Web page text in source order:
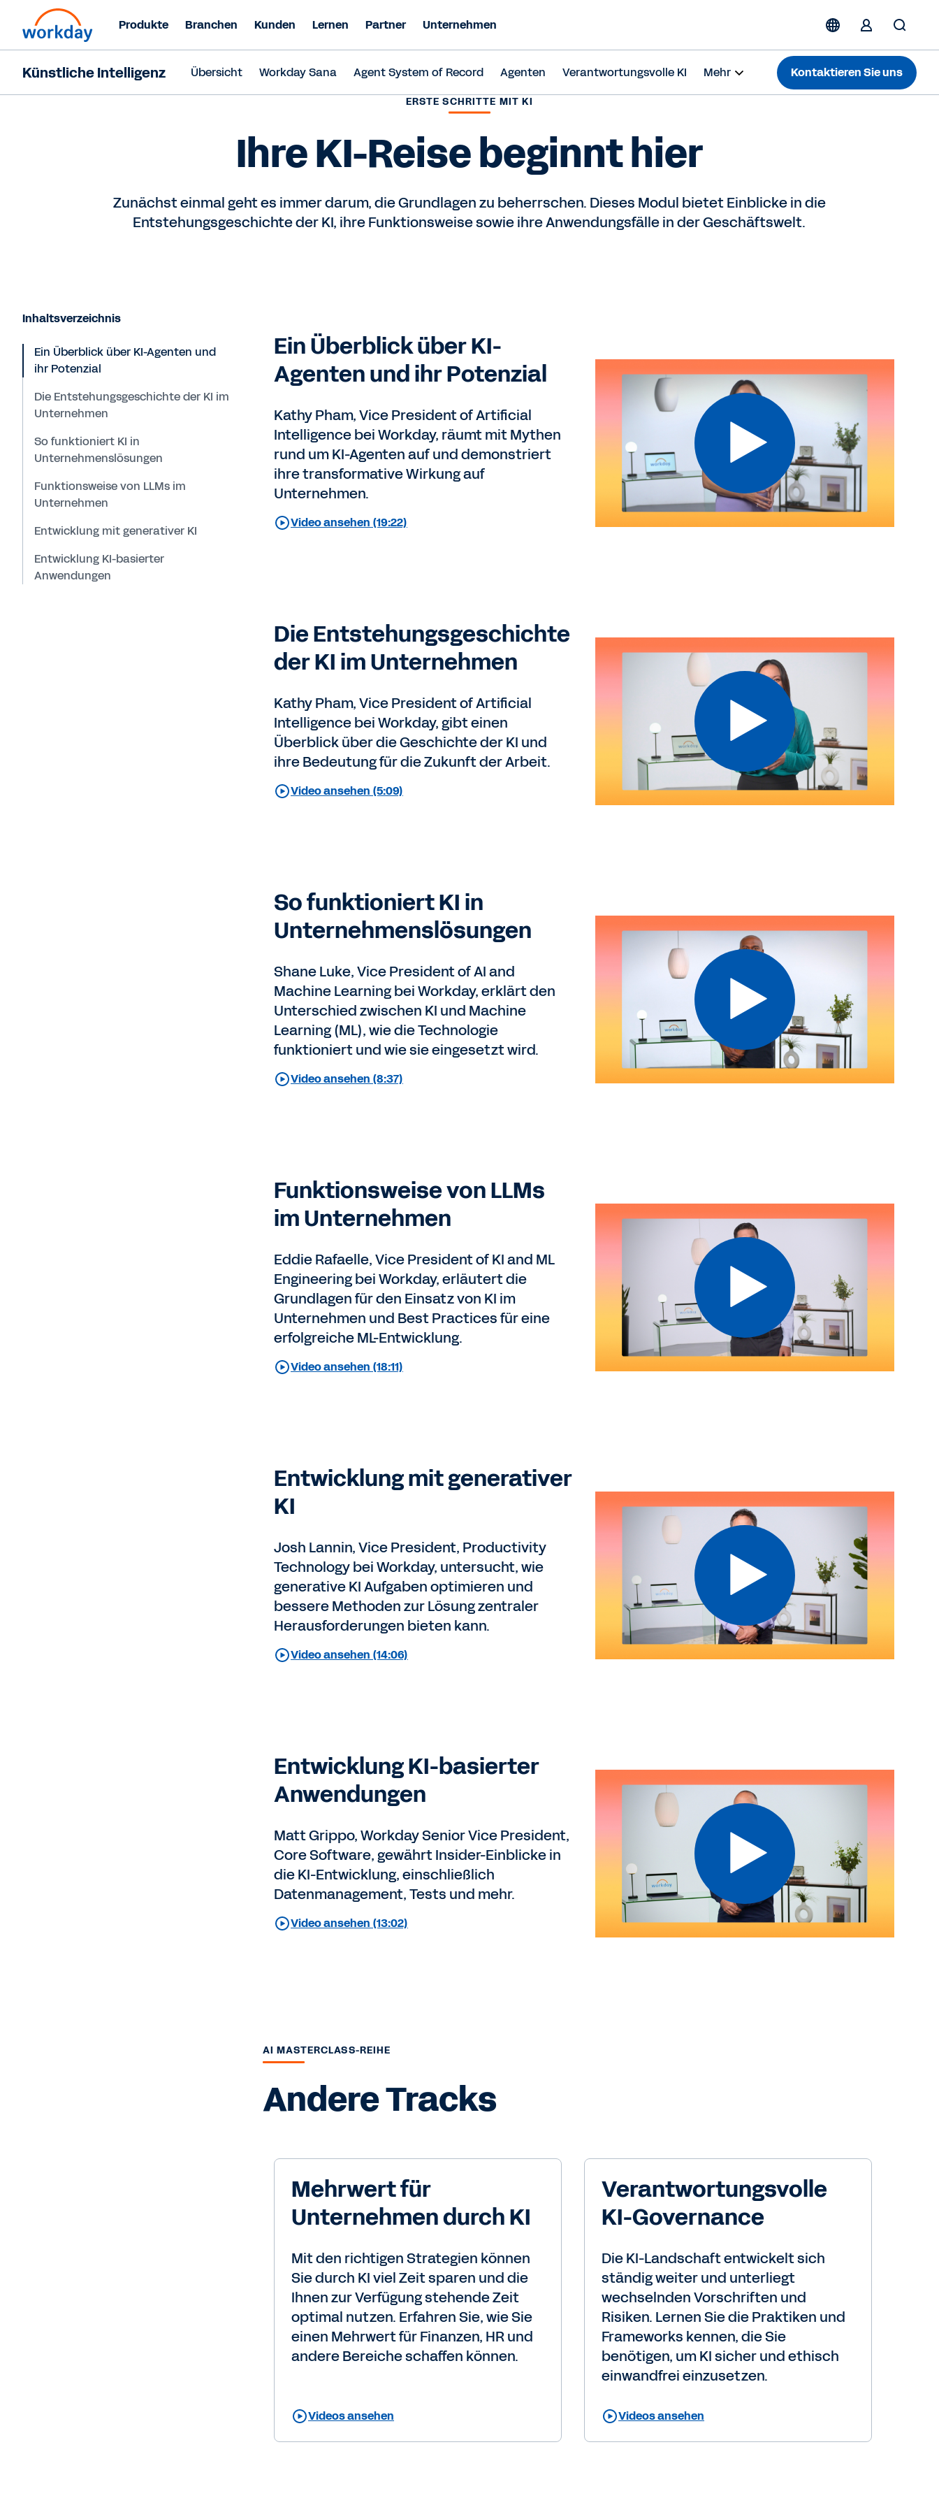
Produkte Branchen Kunden Lernen Partner Unternehmen
Künstliche Intelligenz Übersicht Workday Sana Agent System of Record Agenten Verantwortungsvolle KI Mehr Kontaktieren Sie uns
ERSTE SCHRITTE MIT KI
Ihre KI-Reise beginnt hier
Zunächst einmal geht es immer darum, die Grundlagen zu beherrschen. Dieses Modul bietet Einblicke in die
Entstehungsgeschichte der KI, ihre Funktionsweise sowie ihre Anwendungsfälle in der Geschäftswelt.
Inhaltsverzeichnis
Ein Überblick über KI-Agenten und
ihr Potenzial
Die Entstehungsgeschichte der KI im
Unternehmen
So funktioniert KI in
Unternehmenslösungen
Funktionsweise von LLMs im
Unternehmen
Entwicklung mit generativer KI
Entwicklung KI-basierter
Anwendungen
Ein Überblick über KI-
Agenten und ihr Potenzial
Kathy Pham, Vice President of Artificial
Intelligence bei Workday, räumt mit Mythen
rund um KI-Agenten auf und demonstriert
ihre transformative Wirkung auf
Unternehmen.
Video ansehen (19:22)
Die Entstehungsgeschichte
der KI im Unternehmen
Kathy Pham, Vice President of Artificial
Intelligence bei Workday, gibt einen
Überblick über die Geschichte der KI und
ihre Bedeutung für die Zukunft der Arbeit.
Video ansehen (5:09)
So funktioniert KI in
Unternehmenslösungen
Shane Luke, Vice President of AI and
Machine Learning bei Workday, erklärt den
Unterschied zwischen KI und Machine
Learning (ML), wie die Technologie
funktioniert und wie sie eingesetzt wird.
Video ansehen (8:37)
Funktionsweise von LLMs
im Unternehmen
Eddie Rafaelle, Vice President of KI and ML
Engineering bei Workday, erläutert die
Grundlagen für den Einsatz von KI im
Unternehmen und Best Practices für eine
erfolgreiche ML-Entwicklung.
Video ansehen (18:11)
Entwicklung mit generativer
KI
Josh Lannin, Vice President, Productivity
Technology bei Workday, untersucht, wie
generative KI Aufgaben optimieren und
bessere Methoden zur Lösung zentraler
Herausforderungen bieten kann.
Video ansehen (14:06)
Entwicklung KI-basierter
Anwendungen
Matt Grippo, Workday Senior Vice President,
Core Software, gewährt Insider-Einblicke in
die KI-Entwicklung, einschließlich
Datenmanagement, Tests und mehr.
Video ansehen (13:02)
AI MASTERCLASS-REIHE
Andere Tracks
Mehrwert für
Unternehmen durch KI
Mit den richtigen Strategien können
Sie durch KI viel Zeit sparen und die
Ihnen zur Verfügung stehende Zeit
optimal nutzen. Erfahren Sie, wie Sie
einen Mehrwert für Finanzen, HR und
andere Bereiche schaffen können.
Videos ansehen
Verantwortungsvolle
KI-Governance
Die KI-Landschaft entwickelt sich
ständig weiter und unterliegt
wechselnden Vorschriften und
Risiken. Lernen Sie die Praktiken und
Frameworks kennen, die Sie
benötigen, um KI sicher und ethisch
einwandfrei einzusetzen.
Videos ansehen